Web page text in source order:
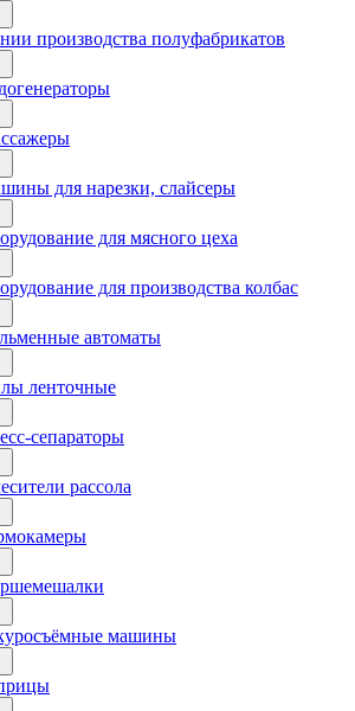
производства полуфабрикатов
для нарезки, слайсеры
для мясного цеха
для производства колбас
автоматы
ленточные
сепараторы
рассола
машины